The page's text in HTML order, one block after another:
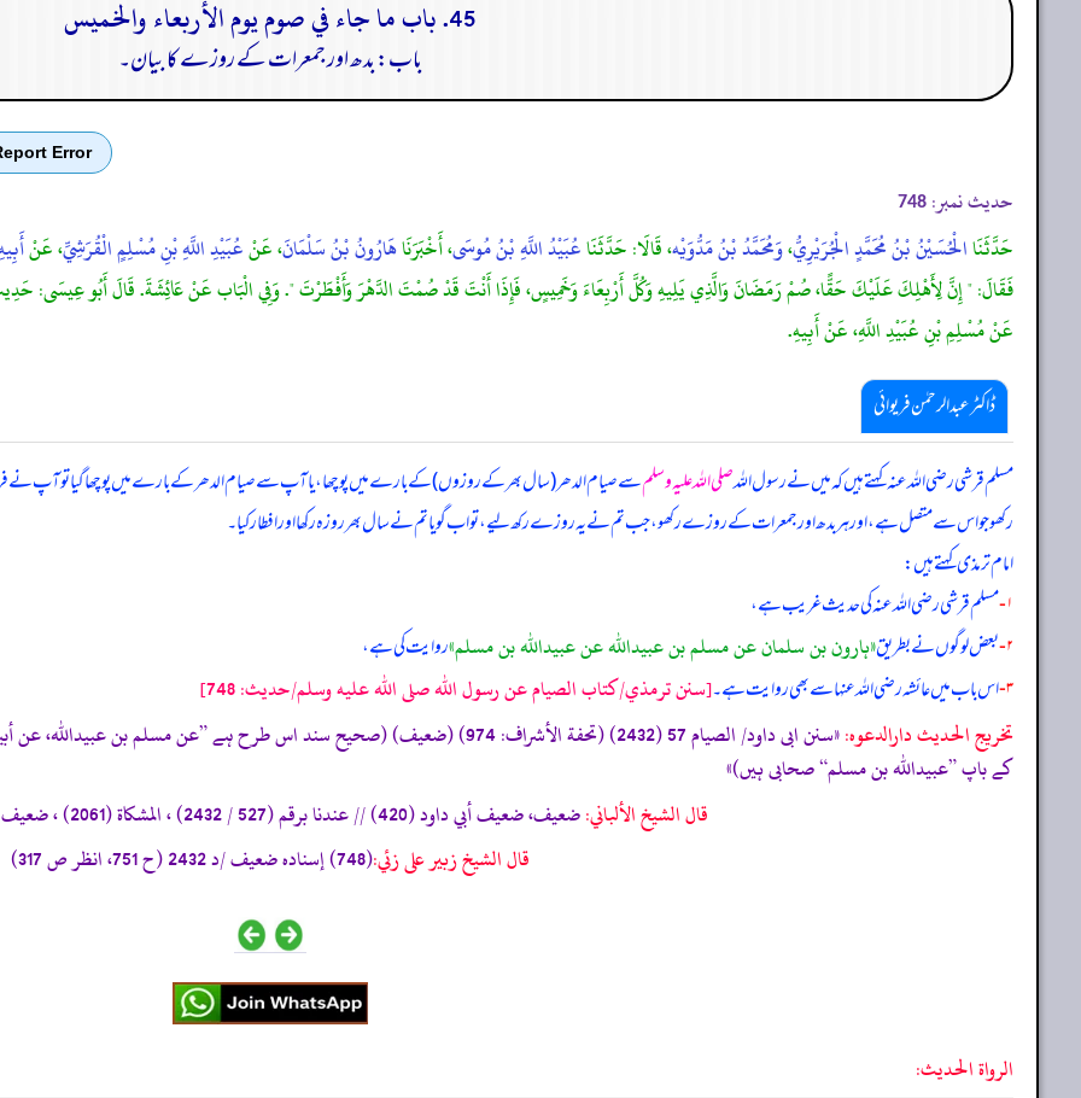
45. باب ما جاء في صوم يوم الأربعاء والخميس
باب: بدھ اور جمعرات کے روزے کا بیان۔
Error
حدیث نمبر: 748
حَدَّثَنَاالْحُسَيْنُ بْنُ مُحَمَّدٍ الْجُرَيْرِيُّ،وَمُحَمَّدُ بْنُ مَدُّوَيْه، قَالَا: حَدَّثَنَاعُبَيْدُ اللَّهِ بْنُ مُوسَى، أَخْبَرَنَاهَارُونُ بْنُ سَلْمَانَ، عَنْعُبَيْدِ اللَّهِ بْنِ مُسْلِمٍ الْقُرَشِيِّ، عَنْ
فَقَالَ: " إِنَّ لِأَهْلِكَ عَلَيْكَ حَقًّا، صُمْ رَمَضَانَ وَالَّذِي يَلِيهِ وَكُلَّ أَرْبِعَاءَ وَخَمِيسٍ، فَإِذَا أَنْتَ قَدْ صُمْتَ الدَّهْرَ وَأَفْطَرْتَ ". وَفِي الْبَاب عَنْ عَائِشَةَ. قَالَ أَبُو
عَنْ مُسْلِمِ بْنِ عُبَيْدِ اللَّهِ، عَنْ أَبِيهِ.
ڈاکٹر عبدالرحمٰن فریوائی
مسلم قرشی رضی الله عنہ کہتے ہیں کہمیں نے رسول اللہصلی اللہ علیہ وسلمسے صیام الدھر (سال بھر کے روزوں) کے بارے میں پوچھا، یا آپ سے صیام الدھر کے بارے میں پوچھا گیا تو آپ نے
رکھو جو اس سے متصل ہے، اور ہر بدھ اور جمعرات کے روزے رکھو، جب تم نے یہ روزے رکھ لیے، تو اب گویا تم نے سال بھر روزہ رکھا اور افطار کیا۔
امام ترمذی کہتے ہیں:
۱- مسلم قرشی رضی الله عنہ کی حدیث غریب ہے،
۲- بعض لوگوں نے بطریق«ہارون بن سلمان عن مسلم بن عبیداللہ عن عبیداللہ بن مسلم»روایت کی ہے،
۳- اس باب میں عائشہ رضی الله عنہا سے بھی روایت ہے۔[سنن ترمذي/كتاب الصيام عن رسول الله صلى الله عليه وسلم/حدیث: 748]
تخریج الحدیث دارالدعوہ:
«سنن ابی داود/ الصیام 57 (2432) (تحفة الأشراف: 974) (ضعیف) (صحیح سند اس طرح ہے ”عن
کے باپ ”عبیداللہ بن مسلم“ صحابی ہیں)»
قال الشيخ الألباني:ضعيف، ضعيف أبي داود (420) // عندنا برقم (527 / 2432) ، المشكاة (2061) ، ضعيف الجامع الصغير (1914) //
قال الشيخ زبير على زئي:(748) إسناده ضعيف /د 2432 (ح 751، انظر ص 317)
الرواة الحديث: